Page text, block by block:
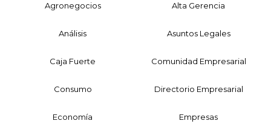
Agronegocios Alta Gerencia
Análisis Asuntos Legales
Caja Fuerte Comunidad Empresarial
Consumo Directorio Empresarial
Economía Empresas